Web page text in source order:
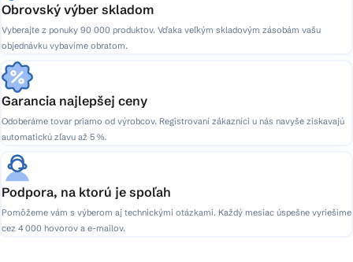
Obrovský výber skladom
Vyberajte z ponuky 90 000 produktov. Vďaka veľkým skladovým zásobám vašu
objednávku vybavíme obratom.
Garancia najlepšej ceny
Odoberáme tovar priamo od výrobcov. Registrovaní zákazníci u nás navyše získavajú
automatickú zľavu až 5 %.
Podpora, na ktorú je spoľah
Pomôžeme vám s výberom aj technickými otázkami. Každý mesiac úspešne vyriešime
cez 4 000 hovorov a e-mailov.